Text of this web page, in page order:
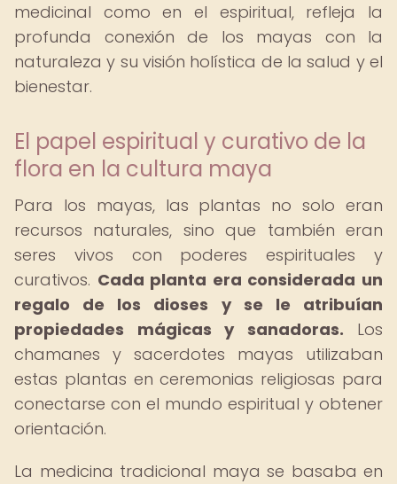
medicinal como en el espiritual, refleja la
profunda conexión de los mayas con la
naturaleza y su visión holística de la salud y el
bienestar.
El papel espiritual y curativo de la
flora en la cultura maya
Para los mayas, las plantas no solo eran
recursos naturales, sino que también eran
seres vivos con poderes espirituales y
curativos. Cada planta era considerada un
regalo de los dioses y se le atribuían
propiedades mágicas y sanadoras. Los
chamanes y sacerdotes mayas utilizaban
estas plantas en ceremonias religiosas para
conectarse con el mundo espiritual y obtener
orientación.
La medicina tradicional maya se basaba en